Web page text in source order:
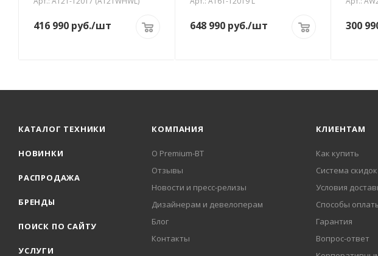
416 990 руб./шт 648 990руб./шт 300
КАТАЛОГ ТЕХНИКИ
НОВИНКИ
РАСПРОДАЖА
БРЕНДЫ
ПОИСК ПО САЙТУ
УСЛУГИ
КОМПАНИЯ
О Premium-BT
Отзывы
Новости и пресс-релизы
Дизайнерам и девелоперам
Блог
Контакты
КЛИЕНТАМ
Как купить
Система скидок
Условия
Способы
Гарантия
Вопрос-ответ